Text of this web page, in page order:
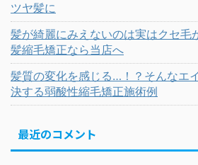
ツヤ髪に
髪が綺麗にみえないのは実はクセ毛
髪縮毛矯正なら当店へ
髪質の変化を感じる…！？そんなエ
決する弱酸性縮毛矯正施術例
最近のコメント